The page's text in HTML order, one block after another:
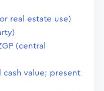
real estate use)
(central
value; present